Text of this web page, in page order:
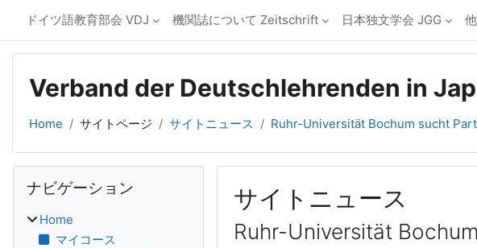
vdjapan
ドイツ語教育部会 VDJ 機関誌について Zeitschrift 日本独文学会 JGG
Verband der Deutschlehrenden in
Home サイトページ サイトニュース Ruhr-Universität Bochum sucht
サイトニュース
Ruhr-Universität
ブロック
ナビゲーション
Home
マイコース